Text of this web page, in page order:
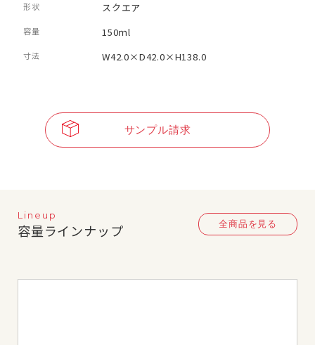
形状 スクエア
容量 150ｍl
寸法 W42.0×D42.0×H138.0
サンプル請求
Lineup
容量ラインナップ 全商品を見る